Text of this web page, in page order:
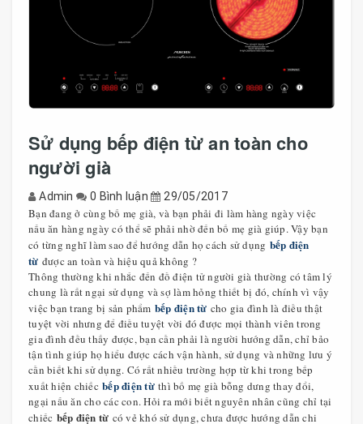
Sử dụng bếp điện từ an toàn cho
người già
Admin 0 Bình luận 29/05/2017
Bạn đang ở cùng bố mẹ già, và bạn phải đi làm hàng ngày việc
nấu ăn hàng ngày có thể sẽ phải nhờ đến bố mẹ già giúp. Vậy bạn
có từng nghĩ làm sao để hướng dẫn họ cách sử dụng bếp điện
từ được an toàn và hiệu quả không ?
Thông thường khi nhắc đến đồ điện tử người già thường có tâm lý
chung là rất ngại sử dụng và sợ làm hỏng thiết bị đó, chính vì vậy
việc bạn trang bị sản phẩm bếp điện từ cho gia đình là điều thật
tuyệt vời nhưng để điều tuyệt vời đó được mọi thành viên trong
gia đình đều thấy được, bạn cần phải là người hướng dẫn, chỉ bảo
tận tình giúp họ hiểu được cách vận hành, sử dụng và những lưu ý
cần biết khi sử dụng. Có rất nhiều trường hợp từ khi trong bếp
xuất hiện chiếc bếp điện từthì bố mẹ già bỗng dưng thay đổi,
ngại nấu ăn cho các con. Hỏi ra mới biết nguyên nhân cũng chỉ tại
chiếc bếp điện từ có vẻ khó sử dụng, chưa được hướng dẫn chi